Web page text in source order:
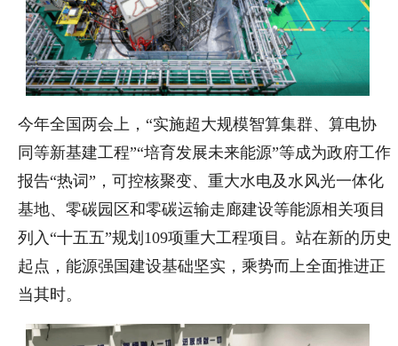
今年全国两会上，“实施超大规模智算集群、算电协
同等新基建工程”“培育发展未来能源”等成为政府工作
报告“热词”，可控核聚变、重大水电及水风光一体化
基地、零碳园区和零碳运输走廊建设等能源相关项目
列入“十五五”规划109项重大工程项目。站在新的历史
起点，能源强国建设基础坚实，乘势而上全面推进正
当其时。